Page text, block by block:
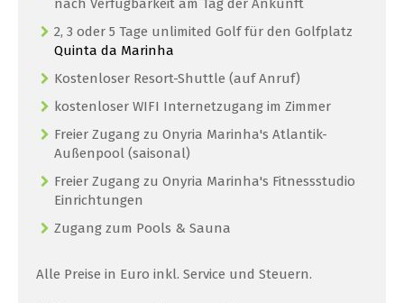
nach Verfügbarkeit am Tag der Ankunft
2, 3 oder 5 Tage unlimited Golf für den Golfplatz
Quinta da Marinha
Kostenloser Resort-Shuttle (auf Anruf)
kostenloser WIFI Internetzugang im Zimmer
Freier Zugang zu Onyria Marinha's Atlantik-
Außenpool (saisonal)
Freier Zugang zu Onyria Marinha's Fitnessstudio
Einrichtungen
Zugang zum Pools & Sauna
Alle Preise in Euro inkl. Service und Steuern.